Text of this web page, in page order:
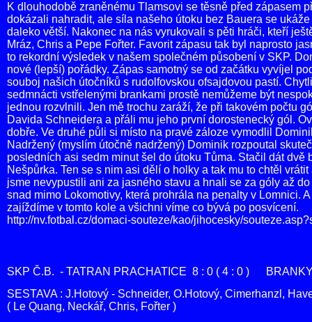
K dlouhodobě zraněnému Tlamsovi se těsně před zápasem
dokázali nahradit, ale síla našeho útoku bez Bauera se
daleko větší. Nakonec na nás vyrukovali s pěti hráči, kteří
Mráz, Chris a Pepe Fořter. Favorit zápasu tak byl naprosto
to rekordní výsledek v našem společném působení v SKP.
nové (lepší) pořádky. Zápas samotný se od začátku vyvíjel
souboj našich útočníků s rudolfovskou ofsajdovou pastí.
sedmnácti vstřelenými brankami prostě nemůžeme být
jednou rozvlnili. Jen mě trochu zaráží, že při takovém počtu
Davida Schneidera a přáli mu jeho první dorostenecký gól.
dobře. Ve druhé půli si místo na pravé záloze vymodlil
Nadržený (myslím útočně nadržený) Dominik rozpoutal
posledních asi sedm minut šel do útoku Tůma. Stačil dát
Nešpůrka. Ten se s nim asi dělí o holky a tak mu to chtěl
jsme nevypustili ani za jasného stavu a hnali se za góly až
snad mimo Lokomotivy, která prohrála na penalty v Lomnici.
zajíždíme v tomto kole a všichni víme co bývá po posvícení.
http://nv.fotbal.cz/domaci-souteze/kao/jihocesky/
SKP Č.B. - TATRAN PRACHATICE 8 : 0 ( 4 : 0 )
SESTAVA : J.Hotový - Schneider, O.Hotový, Cimerhanzl,
( Le Quang, Neckář, Chris, Fořter )